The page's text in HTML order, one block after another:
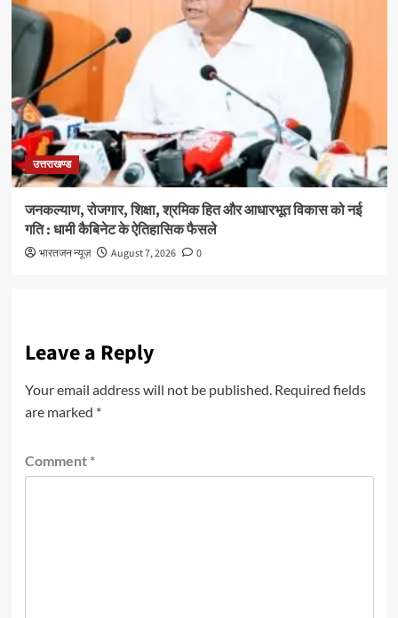
उत्तराखण्ड
जनकल्याण, रोजगार, शिक्षा, श्रमिक हित और आधारभूत विकास को नई
गति : धामी कैबिनेट के ऐतिहासिक फैसले
भारतजन न्यूज़ August 7, 2026 0
Leave a Reply
Your email address will not be published. Required fields
are marked *
Comment *